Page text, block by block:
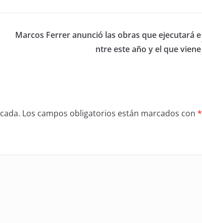
Marcos Ferrer anunció las obras que ejecutará e
ntre este año y el que viene
Los campos obligatorios están marcados con *